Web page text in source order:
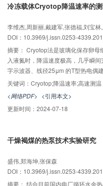
整流器热管式空气冷却器的选型和设
冷冻载体Cryotop降温速率的
李维杰,周新丽,戴建军,张德福,刘宝林
DOI：10.3969/j.issn.0253-
摘要： Cryotop法是玻璃化保存卵母
入液氮时，降温速度极高，几乎瞬
字示波器、线径25μm 的T型热电偶
于卵母细胞低温保存时的降温速率。
件，提高Cryotop的降温速率。结
氮作为冷源时，降温速度最高，可
Cryotop的降温速度（11982±1936
关键词： Cryotop;降温速率;高速测温
<网络PDF> <引用本文>
更新时间： 2024-07-18
干燥褐煤的热泵技术实验研究
盛伟,郑海坤,张保森
DOI：10.3969/j.issn.0253-
摘要： 结合目前国内电厂循环水余